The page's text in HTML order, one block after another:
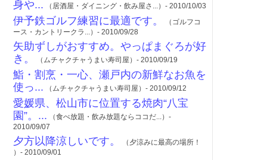
身や... （居酒屋・ダイニング・飲み屋さ...）- 2010/10/03
伊予鉄ゴルフ練習に最適です。
（ゴルフコ
ース・カントリークラ...）- 2010/09/28
矢助ずしがおすすめ。やっぱまぐろが好
き。
（ムチャクチャうまい寿司屋）- 2010/09/19
鮨・割烹・一心、瀬戸内の新鮮なお魚を
使っ... （ムチャクチャうまい寿司屋）- 2010/09/12
愛媛県、松山市に位置する焼肉“八宝
園”。... （食べ放題・飲み放題ならココだ...）-
2010/09/07
夕方以降涼しいです。
（夕涼みに最高の場所！
）- 2010/09/01